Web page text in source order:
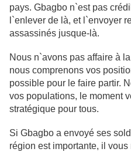
pays. Gbagbo n`est pas
l`enlever de là, et l`envoyer
assassinés jusque-là.
Nous n`avons pas affaire à
nous comprenons vos
possible pour le faire partir.
vos populations, le moment
stratégique pour tous.
Si Gbagbo a envoyé ses
région est importante, il vous